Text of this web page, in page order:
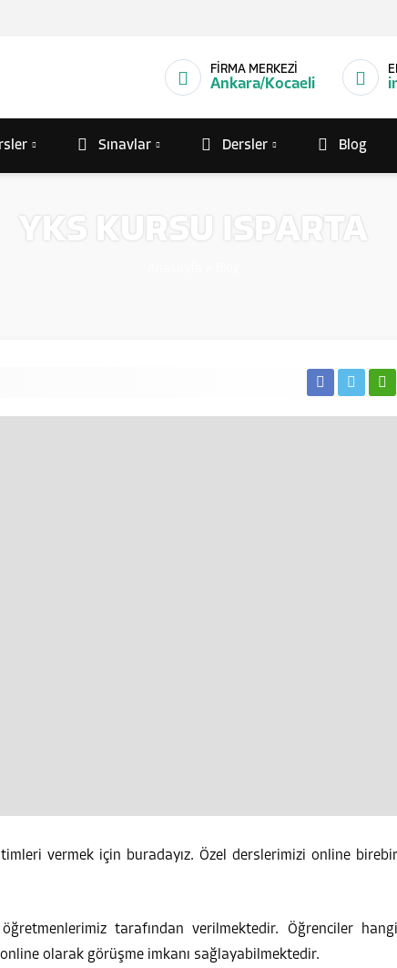
FİRMA MERKEZİ
Ankara/Kocaeli
Sınavlar Dersler Blog
YKS KURSU ISPARTA
vermek için buradayız. Özel derslerimizi online birebir
tarafından verilmektedir. Öğrenciler hangi
olarak görüşme imkanı sağlayabilmektedir.